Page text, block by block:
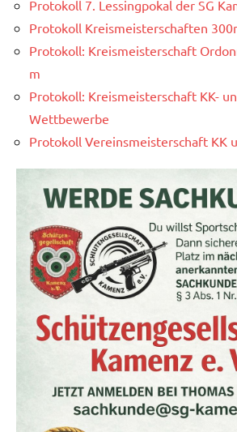
Protokoll 7. Lessingpokal der SG
Protokoll Kreismeisterschaften
Protokoll: Kreismeisterschaft
m
Protokoll: Kreismeisterschaft KK-
Wettbewerbe
Protokoll Vereinsmeisterschaft KK